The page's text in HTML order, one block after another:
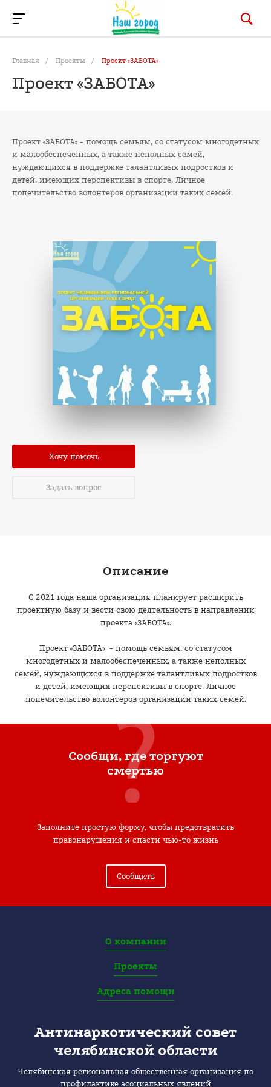
Главная / Проекты / Проект «ЗАБОТА»
Проект «ЗАБОТА»
Проект «ЗАБОТА» - помощь семьям, со статусом многодетных
и малообеспеченных, а также неполных семей,
нуждающихся в поддержке талантливых подростков и
детей, имеющих перспективы в спорте. Личное
попечительство волонтеров организации таких семей.
Хочу помочь
Задать вопрос
Описание
С 2021 года наша организация планирует расширить
проектную базу и вести свою деятельность в направлении
проекта «ЗАБОТА».
Проект «ЗАБОТА» - помощь семьям, со статусом
многодетных и малообеспеченных, а также неполных
семей, нуждающихся в поддержке талантливых подростков
и детей, имеющих перспективы в спорте. Личное
попечительство волонтеров организации таких семей.
Сообщи, где торгуют
смертью
Заполните простую форму, чтобы предотвратить
правонарушения и спасти чью-то жизнь
Сообщить
О компании
Проекты
Адреса помощи
Антинаркотический совет
челябинской области
Челябинская региональная общественная организация по
профилактике асоциальных явлений